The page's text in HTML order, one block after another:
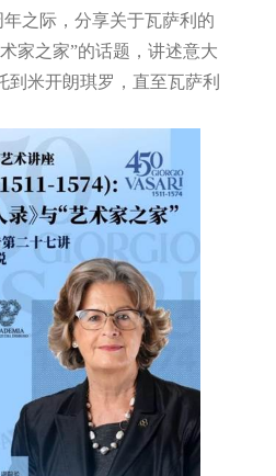
年之际，分享关于瓦萨利的
家之家”的话题，讲述意大
到米开朗琪罗，直至瓦萨利